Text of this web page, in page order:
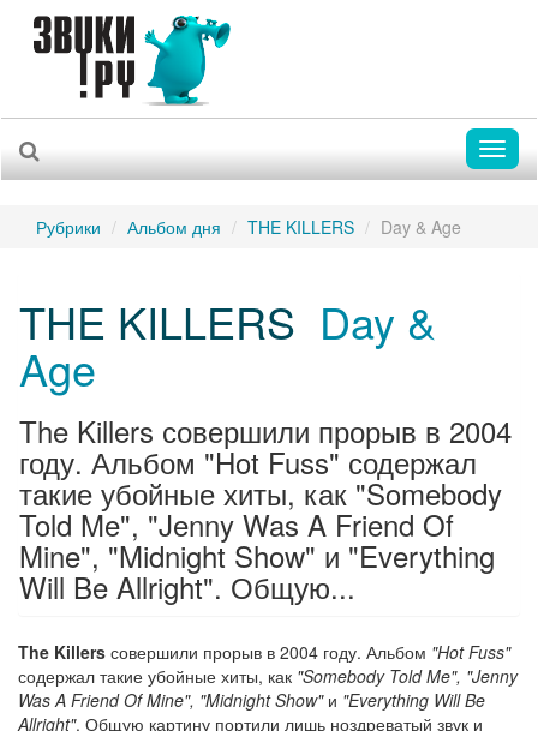
Рубрики Альбом дня THE KILLERS Day & Age
THE KILLERS Day &
Age
The Killers совершили прорыв в 2004
году. Альбом "Hot Fuss" содержал
такие убойные хиты, как "Somebody
Told Me", "Jenny Was A Friend Of
Mine", "Midnight Show" и "Everything
Will Be Allright". Общую...
The Killers совершили прорыв в 2004 году. Альбом "Hot Fuss"
содержал такие убойные хиты, как "Somebody Told Me", "Jenny
Was A Friend Of Mine", "Midnight Show"и "Everything Will Be
Allright". Общую картину портили лишь ноздреватый звук и